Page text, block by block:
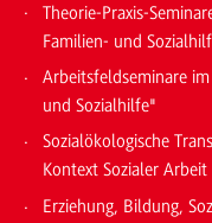
Theorie-Praxis-
Familien- und
Arbeitsfeldseminare
und Sozialhilfe"
Sozialökologische
Kontext Sozialer Arbeit
Erziehung, Bildung,